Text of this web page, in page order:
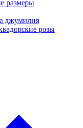
размеры
джумилия
розы